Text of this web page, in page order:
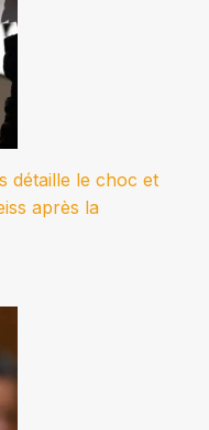
détaille le choc et
après la